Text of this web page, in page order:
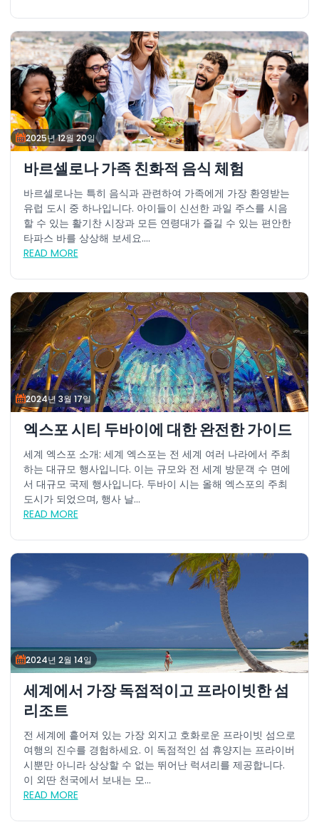
2025년 12월 20일
바르셀로나 가족 친화적 음식 체험
바르셀로나는 특히 음식과 관련하여 가족에게 가장 환영받는
유럽 도시 중 하나입니다. 아이들이 신선한 과일 주스를 시음
할 수 있는 활기찬 시장과 모든 연령대가 즐길 수 있는 편안한
타파스 바를 상상해 보세요....
READ MORE
2024년 3월 17일
엑스포 시티 두바이에 대한 완전한 가이드
세계 엑스포 소개: 세계 엑스포는 전 세계 여러 나라에서 주최
하는 대규모 행사입니다. 이는 규모와 전 세계 방문객 수 면에
서 대규모 국제 행사입니다. 두바이 시는 올해 엑스포의 주최
도시가 되었으며, 행사 날...
READ MORE
2024년 2월 14일
세계에서 가장 독점적이고 프라이빗한 섬
리조트
전 세계에 흩어져 있는 가장 외지고 호화로운 프라이빗 섬으로
여행의 진수를 경험하세요. 이 독점적인 섬 휴양지는 프라이버
시뿐만 아니라 상상할 수 없는 뛰어난 럭셔리를 제공합니다.
이 외딴 천국에서 보내는 모...
READ MORE